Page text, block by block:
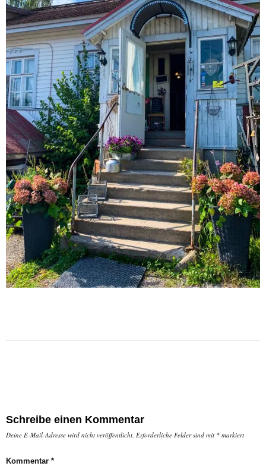
Schreibe einen Kommentar
Deine E-Mail-Adresse wird nicht veröffentlicht. Erforderliche Felder sind mit * markiert
Kommentar *